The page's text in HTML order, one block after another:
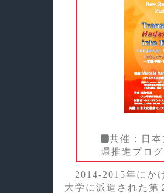
共催：日
環推進プロ
2014-2015年にか
大学に派遣された第